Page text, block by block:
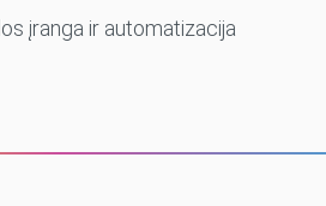
įranga ir automatizacija